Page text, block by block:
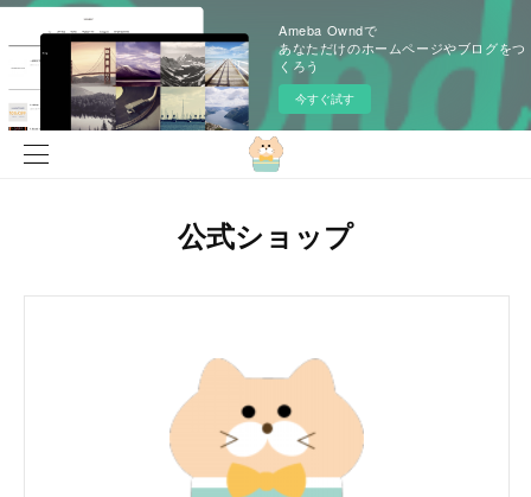
Ameba Owndで
あなただけのホームページやブログをつ
くろう
今すぐ試す
公式ショップ